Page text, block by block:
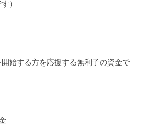
）
開始する方を応援する無利子の資金で